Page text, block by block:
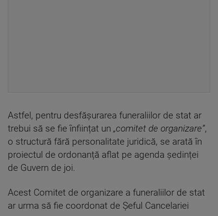
Astfel, pentru desfășurarea funeraliilor de stat ar
trebui să se fie înființat un „comitet de organizare”,
o structură fără personalitate juridică, se arată în
proiectul de ordonanță aflat pe agenda ședinței
de Guvern de joi.
Acest Comitet de organizare a funeraliilor de stat
ar urma să fie coordonat de Șeful Cancelariei